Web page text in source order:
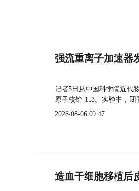
强流重离子加速器
记者5日从中国科学院近代
原子核铪-153。实验中，
2026-08-06 09:47
造血干细胞移植后